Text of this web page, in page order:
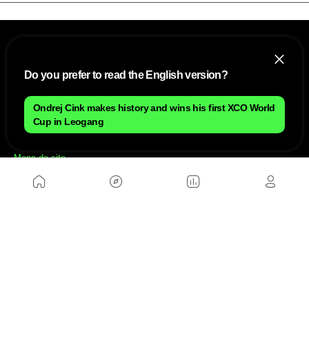
NÓS
Mapa do site
Política de cookies Brasileiro
Anúnciate con nosotros brasileiro
Do you prefer to read the English version?
Ondrej Cink makes history and wins his first XCO World
Cup in Leogang